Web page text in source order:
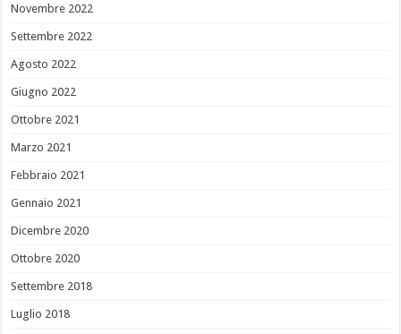
Novembre 2022
Settembre 2022
Agosto 2022
Giugno 2022
Ottobre 2021
Marzo 2021
Febbraio 2021
Gennaio 2021
Dicembre 2020
Ottobre 2020
Settembre 2018
Luglio 2018